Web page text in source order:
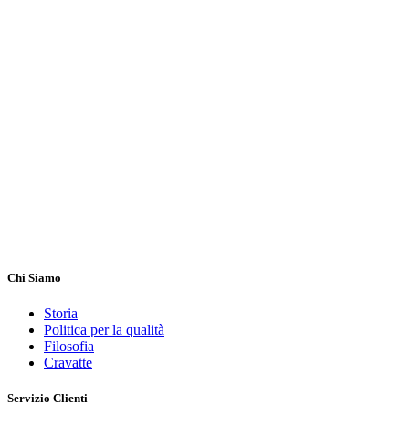
Chi Siamo
Storia
Politica per la qualità
Filosofia
Cravatte
Servizio Clienti